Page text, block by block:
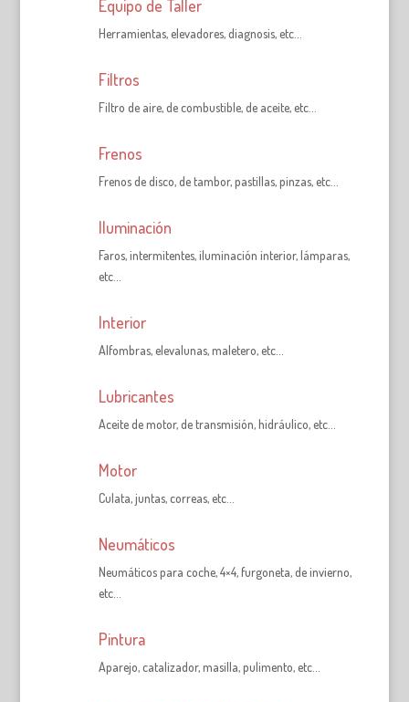
Equipo de Taller
Herramientas, elevadores, diagnosis, etc…
Filtros
Filtro de aire, de combustible, de aceite, etc…
Frenos
Frenos de disco, de tambor, pastillas, pinzas, etc…
Iluminación
Faros, intermitentes, iluminación interior, lámparas,
etc…
Interior
Alfombras, elevalunas, maletero, etc…
Lubricantes
Aceite de motor, de transmisión, hidráulico, etc…
Motor
Culata, juntas, correas, etc…
Neumáticos
Neumáticos para coche, 4×4, furgoneta, de invierno,
etc…
Pintura
Aparejo, catalizador, masilla, pulimento, etc…